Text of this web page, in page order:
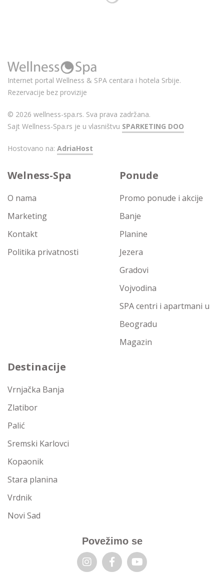
Internet portal Wellness & SPA centara i hotela Srbije.
Rezervacije bez provizije
© 2026 wellness-spa.rs. Sva prava zadržana.
Sajt Wellness-Spa.rs je u vlasništvu SPARKETING DOO
Hostovano na: AdriaHost
Welness-Spa
O nama
Marketing
Kontakt
Politika privatnosti
Ponude
Promo ponude i akcije
Banje
Planine
Jezera
Gradovi
Vojvodina
SPA centri i apartmani u
Beogradu
Magazin
Destinacije
Vrnjačka Banja
Zlatibor
Palić
Sremski Karlovci
Kopaonik
Stara planina
Vrdnik
Novi Sad
Povežimo se